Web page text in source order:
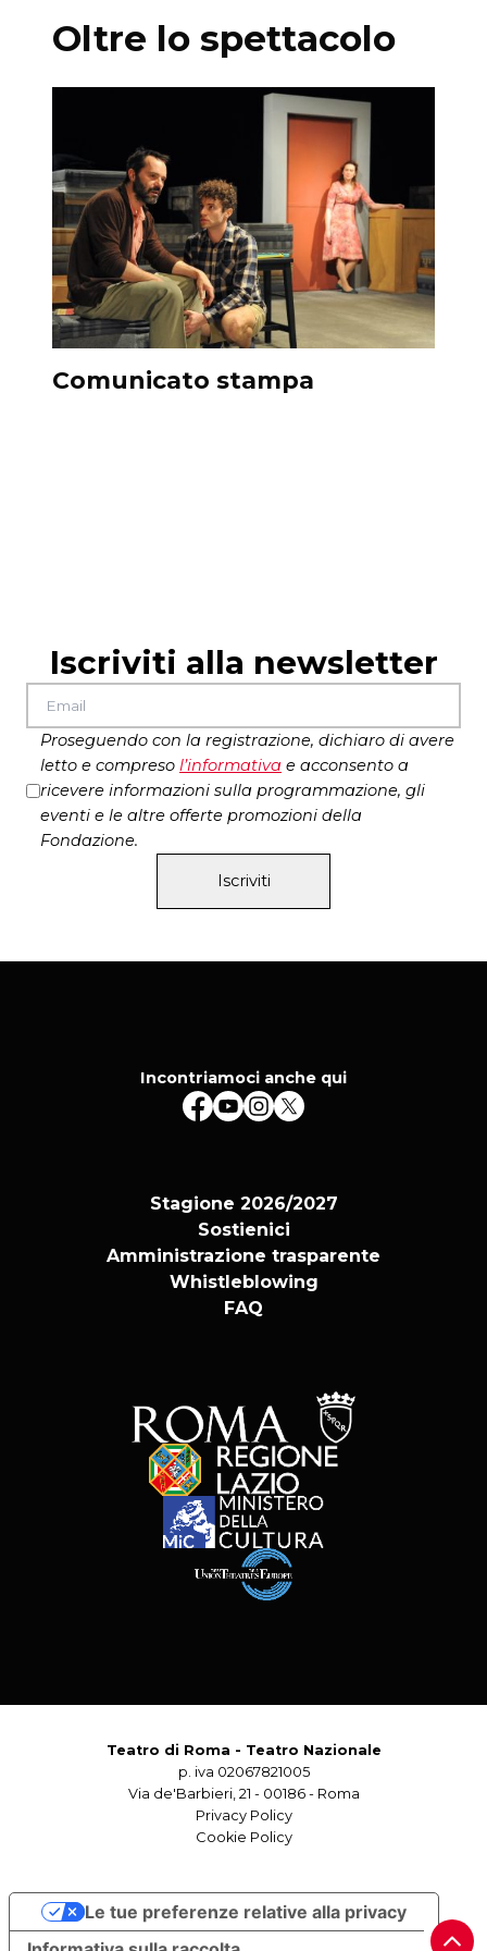
Oltre lo spettacolo
Comunicato stampa
Iscriviti alla newsletter
Proseguendo con la registrazione, dichiaro di avere
letto e compreso l’informativa e acconsento a
ricevere informazioni sulla programmazione, gli
eventi e le altre offerte promozioni della
Fondazione.
Iscriviti
Incontriamoci anche qui
Stagione 2026/2027
Sostienici
Amministrazione trasparente
Whistleblowing
FAQ
Teatro di Roma - Teatro Nazionale
p. iva 02067821005
Via de'Barbieri, 21 - 00186 - Roma
Privacy Policy
Cookie Policy
Le tue preferenze relative alla privacy